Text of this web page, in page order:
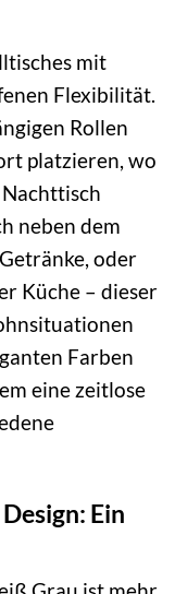
mit
Flexibilität.
Rollen
platzieren, wo
neben dem
oder
Küche – dieser
Farben
eine zeitlose
Ein